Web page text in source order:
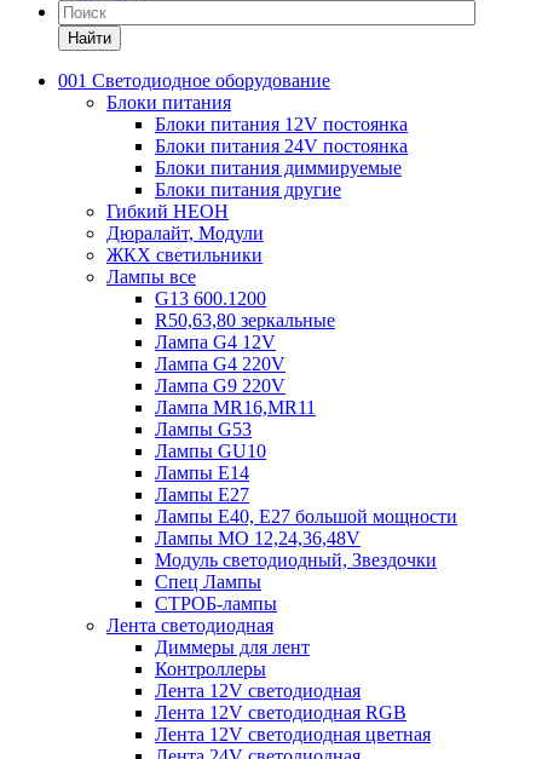
Найти
001 Светодиодное оборудование
Блоки питания
Блоки питания 12V постоянка
Блоки питания 24V постоянка
Блоки питания диммируемые
Блоки питания другие
Гибкий НЕОН
Дюралайт, Модули
ЖКХ светильники
Лампы все
G13 600.1200
R50,63,80 зеркальные
Лампа G4 12V
Лампа G4 220V
Лампа G9 220V
Лампа MR16,MR11
Лампы G53
Лампы GU10
Лампы Е14
Лампы Е27
Лампы Е40, Е27 большой мощности
Лампы МО 12,24,36,48V
Модуль светодиодный, Звездочки
Спец Лампы
СТРОБ-лампы
Лента светодиодная
Диммеры для лент
Контроллеры
Лента 12V светодиодная
Лента 12V светодиодная RGB
Лента 12V светодиодная цветная